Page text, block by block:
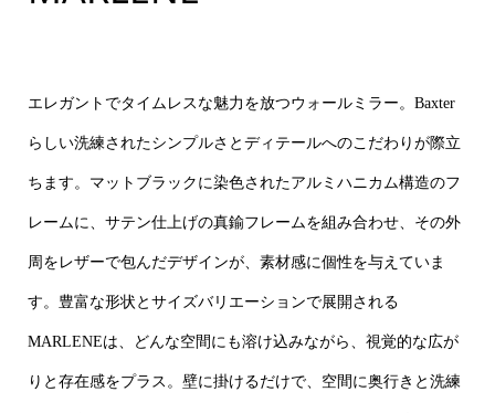
エレガントでタイムレスな魅力を放つウォールミラー。Baxter
らしい洗練されたシンプルさとディテールへのこだわりが際立
ちます。マットブラックに染色されたアルミハニカム構造のフ
レームに、サテン仕上げの真鍮フレームを組み合わせ、その外
周をレザーで包んだデザインが、素材感に個性を与えていま
す。豊富な形状とサイズバリエーションで展開される
MARLENEは、どんな空間にも溶け込みながら、視覚的な広が
りと存在感をプラス。壁に掛けるだけで、空間に奥行きと洗練